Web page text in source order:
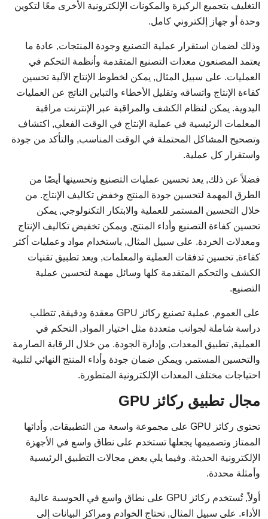
التغليف بتجميع الركيزة والمكونات الإلكترونية الأخرى معًا لتكوين
وحدة أو جهاز إلكتروني كامل.
وذلك لضمان استقرار عملية التصنيع وجودة المنتجات, عادة ما
يعتمد المصنعون معدات التصنيع المتقدمة وأنظمة التحكم في
العمليات. على سبيل المثال, يمكن لخطوط الإنتاج الآلية تحسين
كفاءة الإنتاج واتساقه وتقليل الأخطاء والتباين الناتج عن العمليات
اليدوية. يمكن لنظام الكشف والمراقبة عبر الإنترنت مراقبة
المعلمات الرئيسية في عملية الإنتاج في الوقت الفعلي, اكتشاف
وتصحيح المشاكل المحتملة في الوقت المناسب, والتأكد من جودة
واستقرار كل عملية.
فضلاً عن ذلك, يعد تحسين عمليات التصنيع وتحسينها أيضًا من
الطرق المهمة لتحسين جودة المنتج وخفض تكاليف الإنتاج. من
خلال التحسين المستمر للعملية والابتكار التكنولوجي, يمكن
تحسين كفاءة التصنيع وأداء المنتج, ويمكن تخفيض تكاليف الإنتاج
ومعدلات الخردة. على سبيل المثال, باستخدام مواد وعمليات أكثر
كفاءة, تحسين تدفقات العملية والمعلمات, ويعد تطبيق تقنيات
الكشف والتحكم المتقدمة كلها وسائل مهمة لتحسين عملية
التصنيع.
على العموم, عملية تصنيع ركائز GPU معقدة ودقيقة, تتطلب
دراسة شاملة لجوانب متعددة مثل اختيار المواد, التحكم في
العملية, تطبيق المعدات, وإدارة الجودة. من خلال الرقابة الصارمة
والتحسين المستمر, ويمكن ضمان جودة وأداء المنتج النهائي لتلبية
احتياجات مختلف المعدات الإلكترونية المتطورة.
مجال تطبيق ركائز GPU
تحتوي ركائز GPU على مجموعة واسعة من التطبيقات, وأدائها
الممتاز وتصميمها يجعلها تستخدم على نطاق واسع في الأجهزة
الإلكترونية الحديثة. وفيما يلي بعض مجالات التطبيق الرئيسية
وأمثلة محددة.
أولاً, تُستخدم ركائز GPU على نطاق واسع في الحوسبة عالية
الأداء. على سبيل المثال, تحتاج الخوادم ومراكز البيانات إلى